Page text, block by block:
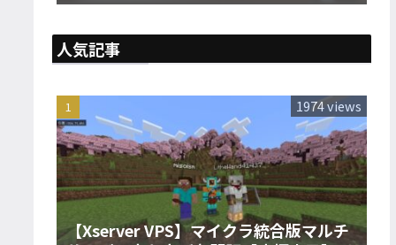
人気記事
【Xserver VPS】マイクラ統合版マルチ
1974 views